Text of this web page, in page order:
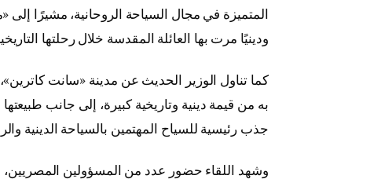
ودينيًا مرت بها العائلة المقدسة خلال رحلتها
كما تناول الوزير الحديث عن مدينة «سانت
به من قيمة دينية وتاريخية كبيرة، إلى جانب
جذب رئيسية للسياح المهتمين بالسياحة الدينية
وشهد اللقاء حضور عدد من المسؤولين المصريين،